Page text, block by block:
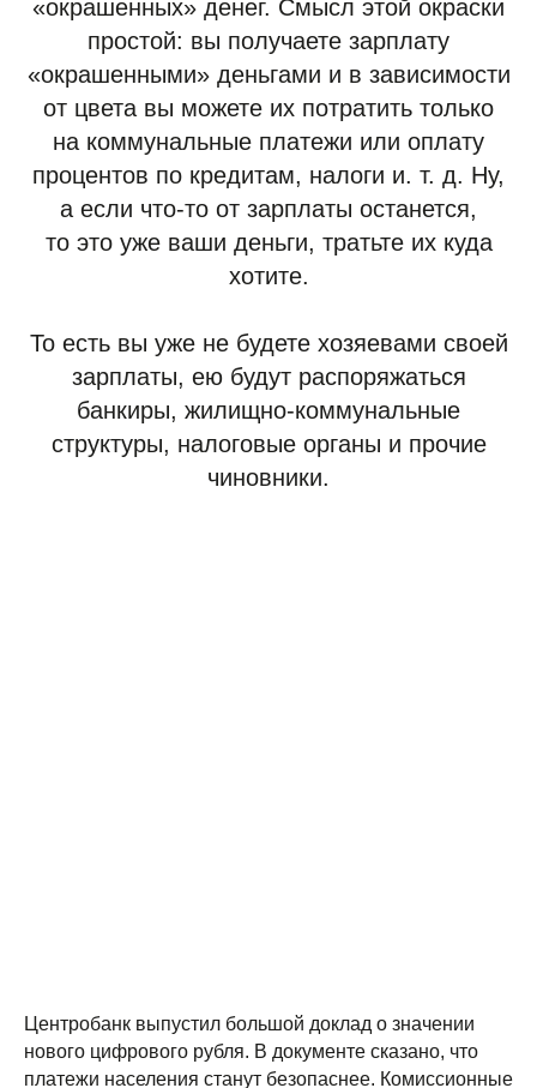
«окрашенных» денег. Смысл этой окраски
простой: вы получаете зарплату
«окрашенными» деньгами и в зависимости
от цвета вы можете их потратить только
на коммунальные платежи или оплату
процентов по кредитам, налоги и. т. д. Ну,
а если что-то от зарплаты останется,
то это уже ваши деньги, тратьте их куда
хотите.
То есть вы уже не будете хозяевами своей
зарплаты, ею будут распоряжаться
банкиры, жилищно-коммунальные
структуры, налоговые органы и прочие
чиновники.
Центробанк выпустил большой доклад о значении
нового цифрового рубля. В документе сказано, что
платежи населения станут безопаснее. Комиссионные